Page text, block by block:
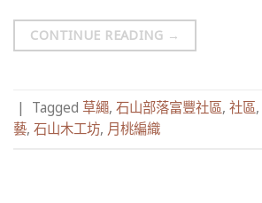
CONTINUE READING →
| Tagged 草繩, 石山部落富豐社區, 社區,
藝, 石山木工坊, 月桃編織